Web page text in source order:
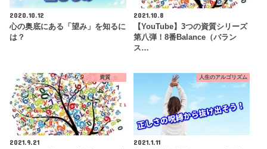
2020.10.12
心の奥底にある「望み」を知るに
は？
2021.10.8
【YouTube】3つの資質シリーズ
第八弾！8番Balance（バラン
ス…
資質
2021.9.21
人生のアルゴリズム
2021.1.11